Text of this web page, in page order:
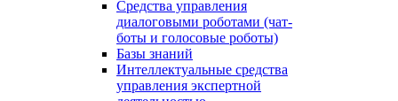
Средства управления
диалоговыми роботами (чат-
боты и голосовые роботы)
Базы знаний
Интеллектуальные средства
управления экспертной